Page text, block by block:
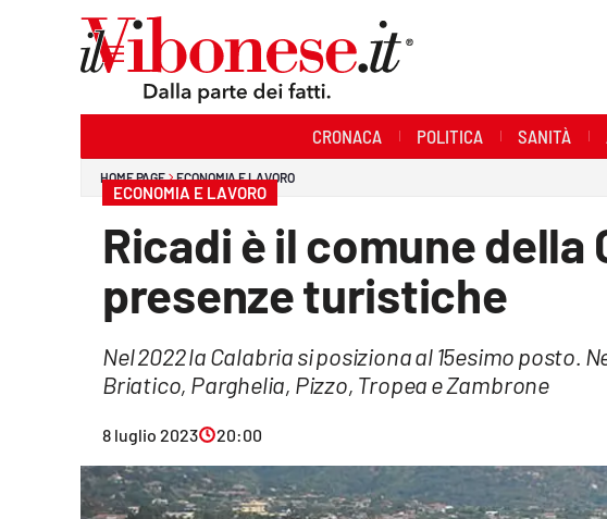
CRONACA POLITICA SANITÀ
HOME PAGE ECONOMIA E LAVORO
ECONOMIA E LAVORO
Ricadi è il comune della
presenze turistiche
Nel 2022 la Calabria si posiziona al 15esimo posto.
Briatico, Parghelia, Pizzo, Tropea e Zambrone
8 luglio 2023 20:00